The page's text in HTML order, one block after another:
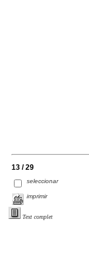
13 / 29
seleccionar
imprimir
Text complet